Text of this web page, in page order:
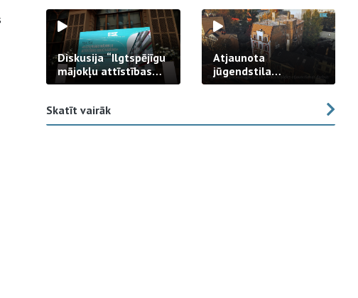
Diskusija “Ilgtspējīgu
mājokļu attīstības
izaicinājums”
Atjaunota
jūgendstila
arhitektūras pērles
Skatīt vairāk